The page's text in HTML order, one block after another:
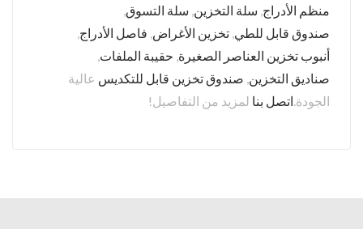
منظم الأدراج, سلة التخزين, سلة التسوق,
صندوق قابل للطي, تخزين الأغراض, فاصل الأدراج,
أنبوب تخزين العناصر الصغيرة, حقيبة الملفات,
صناديق التخزين, صندوق تخزين قابل للتكديس عالية
الجودة.اتصل بنا لمزيد من التفاصيل!